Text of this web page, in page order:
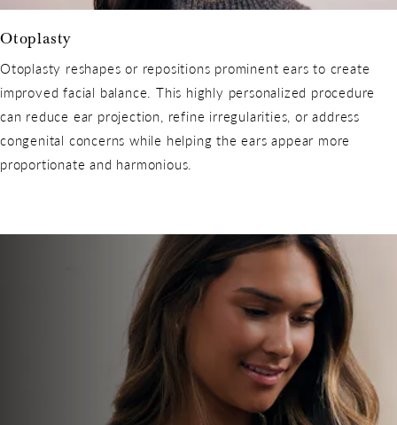
Otoplasty
Otoplasty reshapes or repositions prominent ears to create
improved facial balance. This highly personalized procedure
can reduce ear projection, refine irregularities, or address
congenital concerns while helping the ears appear more
proportionate and harmonious.